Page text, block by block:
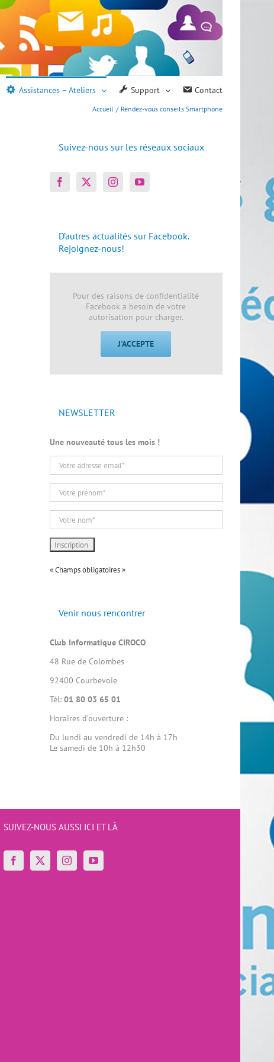
Assistances – Ateliers Support Contact
Accueil Rendez-vous conseils Smartphone
Suivez-nous sur les réseaux sociaux
D’autres actualités sur Facebook.
Rejoignez-nous!
Pour des raisons de confidentialité
Facebook a besoin de votre
autorisation pour charger.
J'ACCEPTE
NEWSLETTER
Une nouveauté tous les mois !
« Champs obligatoires »
Venir nous rencontrer
Club Informatique CIROCO
48 Rue de Colombes
92400 Courbevoie
Tél: 01 80 03 65 01
Horaires d’ouverture :
Du lundi au vendredi de 14h à 17h
Le samedi de 10h à 12h30
SUIVEZ-NOUS AUSSI ICI ET LÀ